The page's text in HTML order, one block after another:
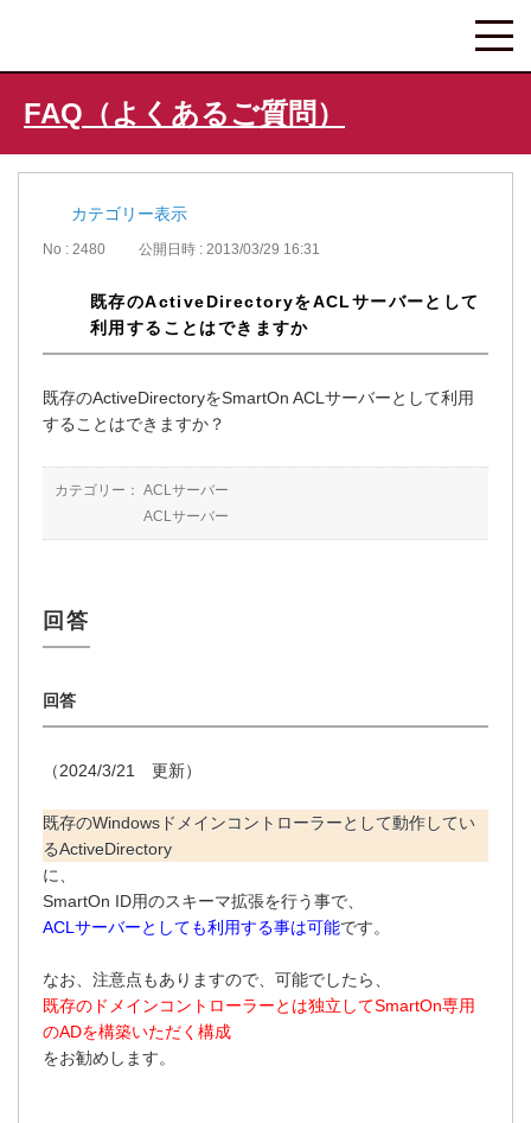
FAQ（よくあるご質問）
カテゴリー表示
No : 2480 公開日時 : 2013/03/29 16:31
既存のActiveDirectoryをACLサーバーとして
利用することはできますか
既存のActiveDirectoryをSmartOn ACLサーバーとして利用
することはできますか？
カテゴリー： ACLサーバー
ACLサーバー
（2024/3/21 更新）
既存のWindowsドメインコントローラーとして動作してい
るActiveDirectory
に、
SmartOn ID用のスキーマ拡張を行う事で、
ACLサーバーとしても利用する事は可能です。
なお、注意点もありますので、可能でしたら、
既存のドメインコントローラーとは独立してSmartOn専用
のADを構築いただく構成
をお勧めします。